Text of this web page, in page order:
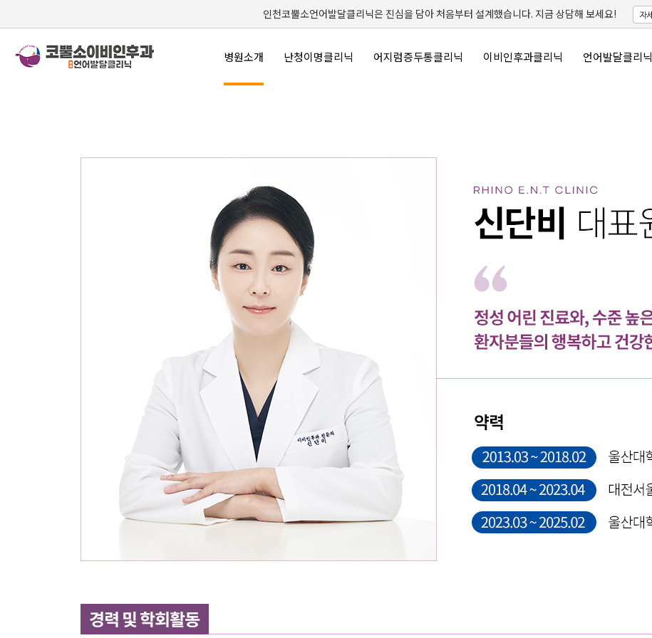
인천코뿔소언어발달클리닉은 진심을 담아 처음부터 설계했습니다. 지금 상담해 보세요!
병원소개 난청이명클리닉 어지럼증두통클리닉 이비인후과클리닉 언어발달클리닉